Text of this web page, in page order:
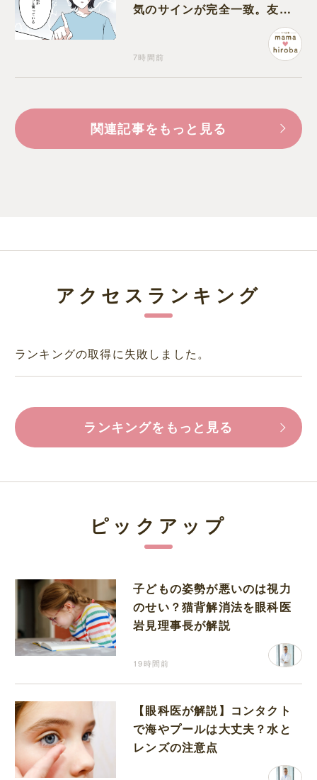
気のサインが完全一致。友人
7時間前
関連記事をもっと見る
アクセスランキング
ランキングの取得に失敗しました。
ランキングをもっと見る
ピックアップ
子どもの姿勢が悪いのは視力
のせい？猫背解消法を眼科医
岩見理事長が解説
19時間前
【眼科医が解説】コンタクト
で海やプールは大丈夫？水と
レンズの注意点